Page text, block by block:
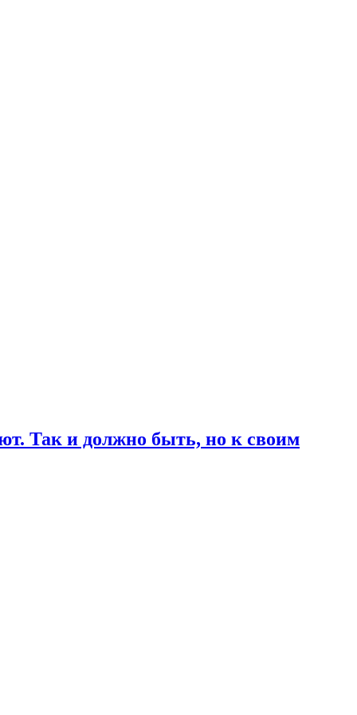
Так и должно быть, но к своим